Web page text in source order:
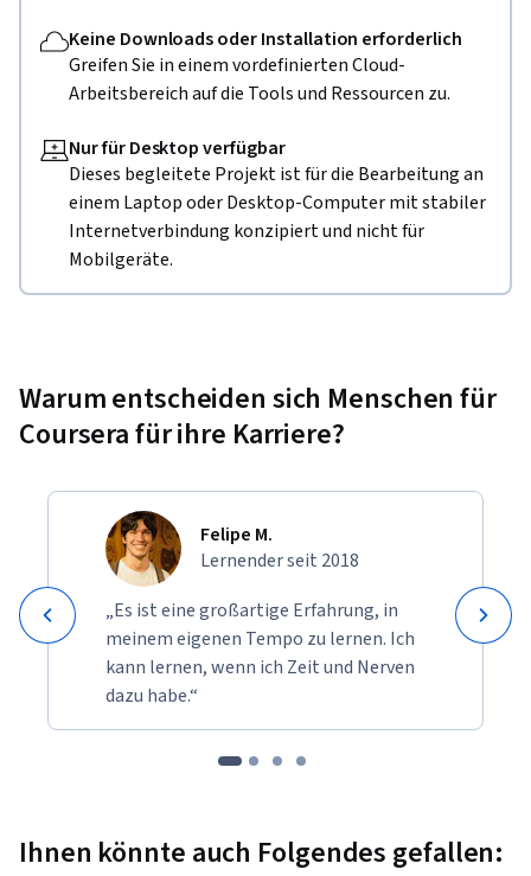
Keine Downloads oder Installation erforderlich
Greifen Sie in einem vordefinierten Cloud-
Arbeitsbereich auf die Tools und Ressourcen zu.
Nur für Desktop verfügbar
Dieses begleitete Projekt ist für die Bearbeitung an
einem Laptop oder Desktop-Computer mit stabiler
Internetverbindung konzipiert und nicht für
Mobilgeräte.
Warum entscheiden sich Menschen für
Coursera für ihre Karriere?
Felipe M.
Lernender seit 2018
„Es ist eine großartige Erfahrung, in
meinem eigenen Tempo zu lernen. Ich
kann lernen, wenn ich Zeit und Nerven
dazu habe.“
Ihnen könnte auch Folgendes gefallen: